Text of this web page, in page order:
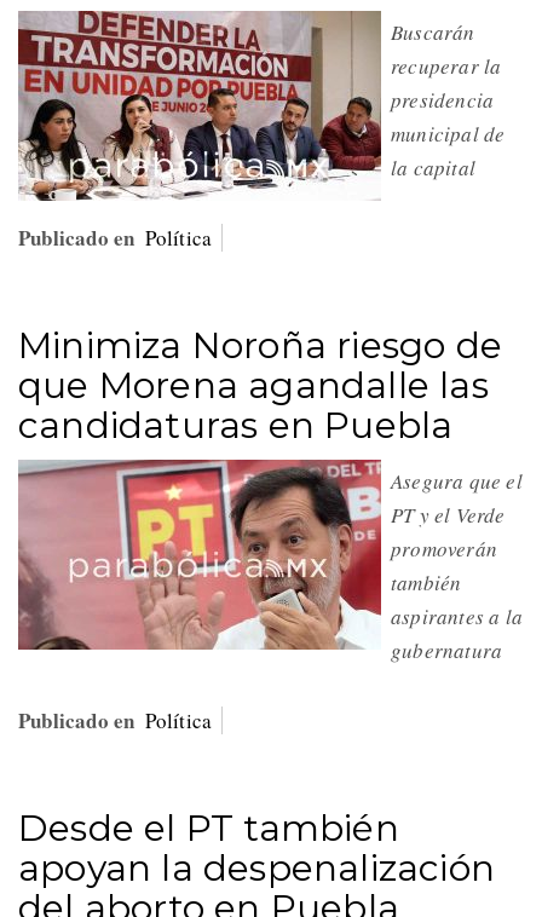
Buscarán
recuperar la
presidencia
municipal de
la capital
Publicado en Política
Minimiza Noroña riesgo de
que Morena agandalle las
candidaturas en Puebla
Asegura que el
PT y el Verde
promoverán
también
aspirantes a la
gubernatura
Publicado en Política
Desde el PT también
apoyan la despenalización
del aborto en Puebla